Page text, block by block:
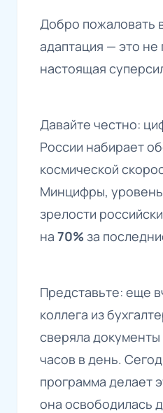
Добро пожаловать
адаптация — это не
настоящая
Давайте честно:
России набирает
космической
Минцифры,
зрелости
на 70% за
Представьте: еще
коллега из
сверяла документы
часов в день.
программа делает
она освободилась